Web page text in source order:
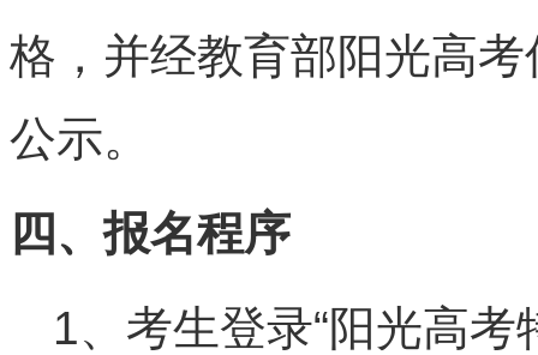
格，并经教育部阳光高
公示。
四、报名程序
1、考生登录“阳光高